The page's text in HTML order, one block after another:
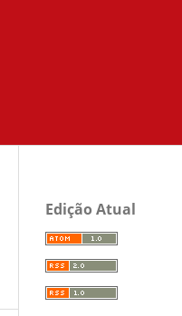
Edição Atual